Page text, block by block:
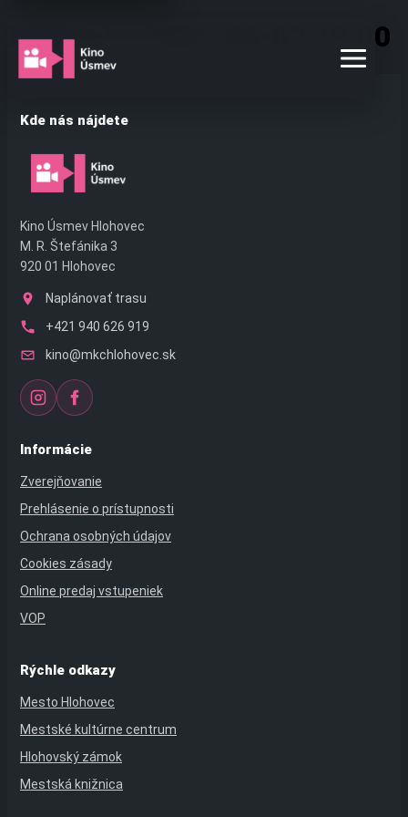
na
obsah
Michael – 2026-08-02 19:00
Kde nás nájdete
Kino Úsmev Hlohovec
M. R. Štefánika 3
920 01 Hlohovec
Naplánovať trasu
+421 940 626 919
kino@mkchlohovec.sk
Informácie
Zverejňovanie
Prehlásenie o prístupnosti
Ochrana osobných údajov
Cookies zásady
Online predaj vstupeniek
VOP
Rýchle odkazy
Mesto Hlohovec
Mestské kultúrne centrum
Hlohovský zámok
Mestská knižnica